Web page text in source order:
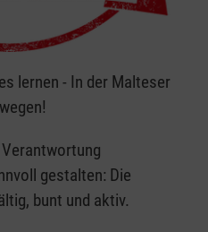
lernen - In der Malteser
gestalten: Die
bunt und aktiv.